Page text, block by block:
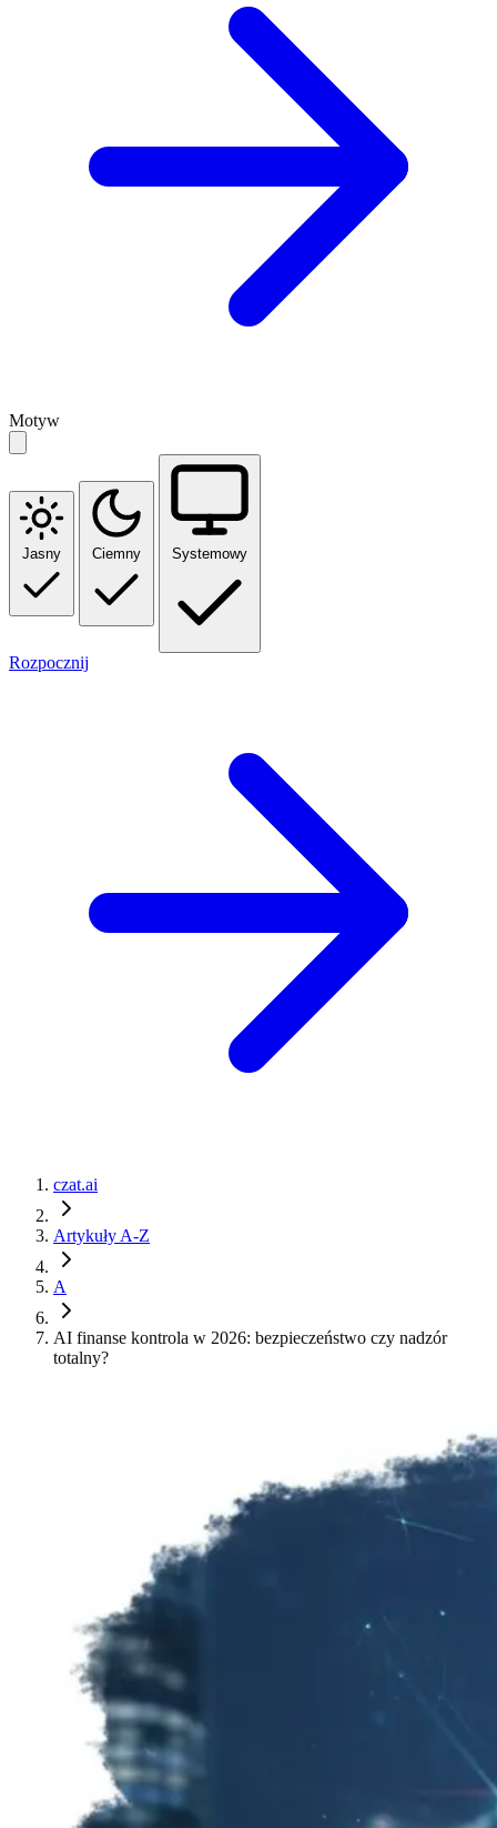
Motyw
Jasny Ciemny Systemowy
Rozpocznij
czat.ai
Artykuły A-Z
A
AI finanse kontrola w 2026: bezpieczeństwo czy nadzór
totalny?